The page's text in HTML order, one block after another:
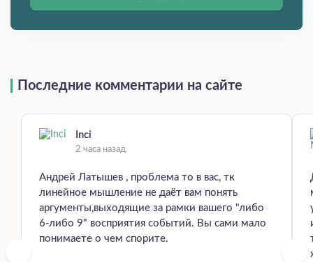
Последние комментарии на сайте
Inci
2 часа назад
Андрей Латышев , проблема то в вас, тк
линейное мышление не даёт вам понять
аргументы,выходящие за рамки вашего "либо
6-либо 9" восприятия событий. Вы сами мало
понимаете о чем спорите.